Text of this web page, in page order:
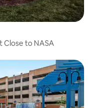
Close to NASA